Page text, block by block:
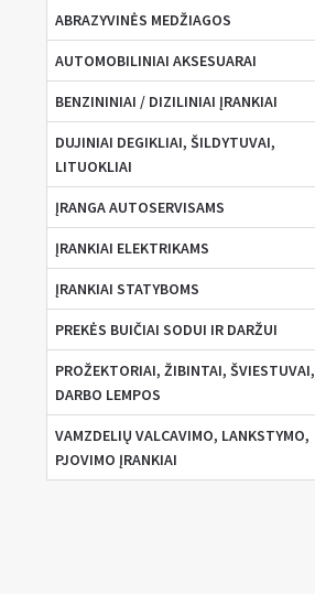
ABRAZYVINĖS MEDŽIAGOS
AUTOMOBILINIAI AKSESUARAI
BENZININIAI / DIZILINIAI ĮRANKIAI
DUJINIAI DEGIKLIAI, ŠILDYTUVAI,
LITUOKLIAI
ĮRANGA AUTOSERVISAMS
ĮRANKIAI ELEKTRIKAMS
ĮRANKIAI STATYBOMS
PREKĖS BUIČIAI SODUI IR DARŽUI
PROŽEKTORIAI, ŽIBINTAI, ŠVIESTUVAI,
DARBO LEMPOS
VAMZDELIŲ VALCAVIMO, LANKSTYMO,
PJOVIMO ĮRANKIAI